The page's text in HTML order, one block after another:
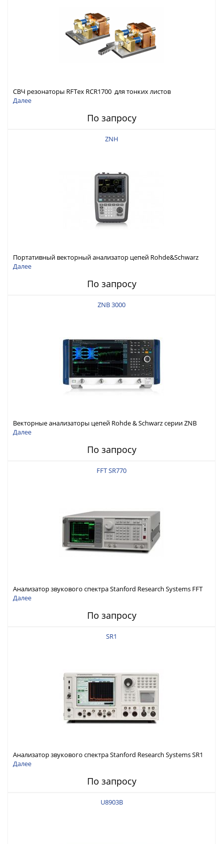
СВЧ резонаторы RFTex RCR1700 для тонких листов
Далее
По запросу
ZNH
Портативный векторный анализатор цепей Rohde&Schwarz
ZNH с диапазоном частот от 30 кГц до 26,5 ГГц
Далее
По запросу
ZNB 3000
Векторные анализаторы цепей Rohde & Schwarz серии ZNB
3000 с диапазоном частот от 9 кГц до 54 ГГц
Далее
По запросу
FFT SR770
Анализатор звукового спектра Stanford Research Systems FFT
SR770
Далее
По запросу
SR1
Анализатор звукового спектра Stanford Research Systems SR1
Далее
По запросу
U8903B